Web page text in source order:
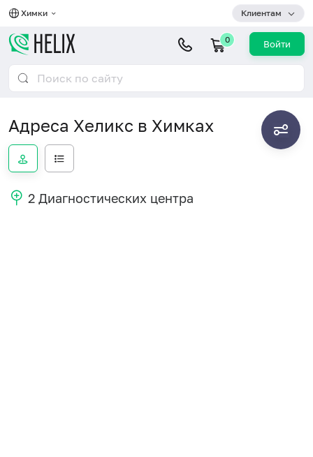
Химки Клиентам
0 Войти
Адреса Хеликс в Химках
2 Диагностических центра